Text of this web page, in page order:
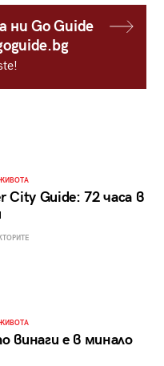
ни Go Guide
City Guide: 72 часа в
винаги е в минало